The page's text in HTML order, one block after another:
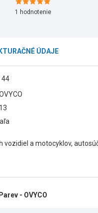
1 hodnotenie
ÚDAJE
44
vozidiel a motocyklov,
- OVYCO